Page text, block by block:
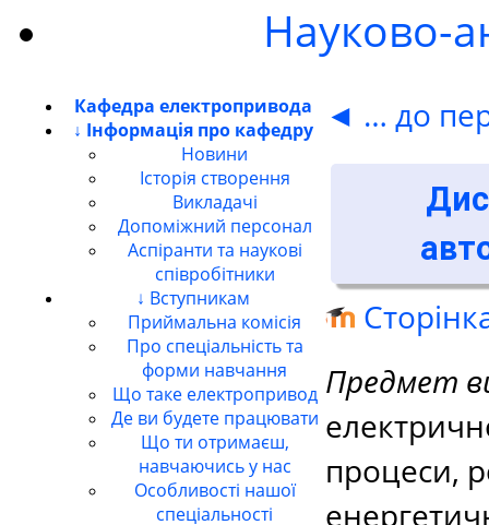
Науково-
Кафедра електропривода
↓ Інформація про кафедру
Новини
Історія створення
Викладачі
Допоміжний персонал
Аспіранти та наукові
співробітники
↓ Вступникам
Приймальна комісія
Про спеціальність та
форми навчання
Що таке електропривод
Де ви будете працювати
Що ти отримаєш,
навчаючись у нас
Особливості нашої
спеціальності
◄ … до
Предмет
процеси,